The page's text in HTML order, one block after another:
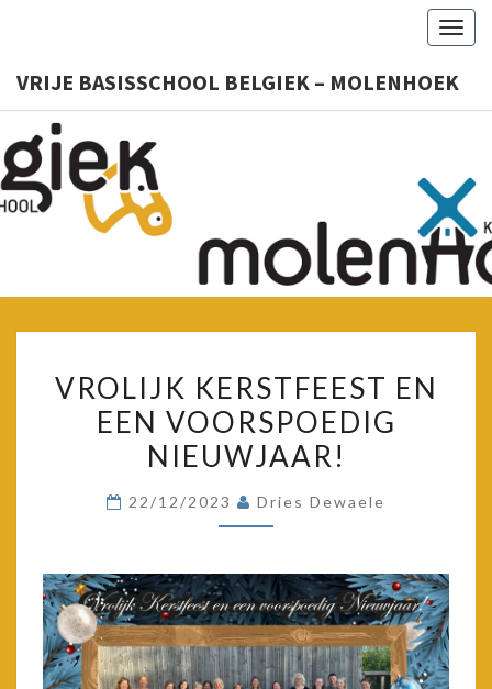
VRIJE BASISSCHOOL BELGIEK – MOLENHOEK
KERSTFEEST
EN
EEN
NIEUWJAAR!
VROLIJK KERSTFEEST EN
EEN VOORSPOEDIG
NIEUWJAAR!
22/12/2023 Dries Dewaele